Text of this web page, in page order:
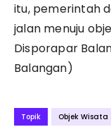
itu, pemerintah
jalan menuju
Disporapar
Balangan)
Topik Objek Wisata